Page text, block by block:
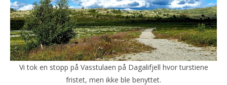
Vi tok en stopp på Vasstulaen på Dagalifjell hvor turstiene
fristet, men ikke ble benyttet.